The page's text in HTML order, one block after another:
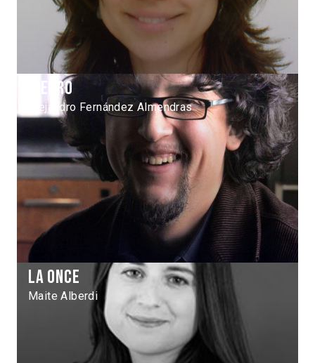
Hierro
Alejandro Fernández Almendras
La Once
Maite Alberdi